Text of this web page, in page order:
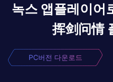
녹스 앱플레이어
挥剑问情
PC버전 다운로드